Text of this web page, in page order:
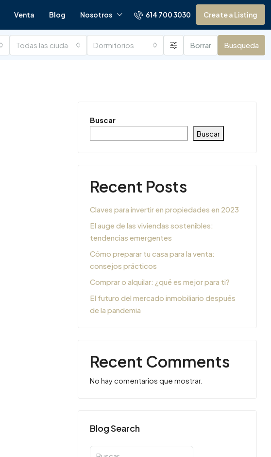
Venta Blog Nosotros 614 700 3030 Create a Listing
Todas las ciudades Dormitorios Borrar Busqueda
Buscar
Buscar
Recent Posts
Claves para invertir en propiedades en 2023
El auge de las viviendas sostenibles:
tendencias emergentes
Cómo preparar tu casa para la venta:
consejos prácticos
Comprar o alquilar: ¿qué es mejor para ti?
El futuro del mercado inmobiliario después
de la pandemia
Recent Comments
No hay comentarios que mostrar.
Blog Search